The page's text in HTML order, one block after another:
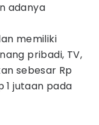
adanya
memiliki
pribadi, TV,
sebesar Rp
1 jutaan pada